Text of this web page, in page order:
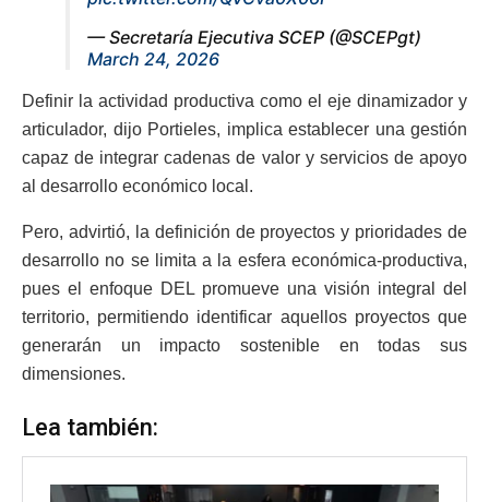
— Secretaría Ejecutiva SCEP (@SCEPgt)
March 24, 2026
Definir la actividad productiva como el eje dinamizador y
articulador, dijo Portieles, implica establecer una gestión
capaz de integrar cadenas de valor y servicios de apoyo
al desarrollo económico local.
Pero, advirtió, la definición de proyectos y prioridades de
desarrollo no se limita a la esfera económica-productiva,
pues el enfoque DEL promueve una visión integral del
territorio, permitiendo identificar aquellos proyectos que
generarán un impacto sostenible en todas sus
dimensiones.
Lea también: